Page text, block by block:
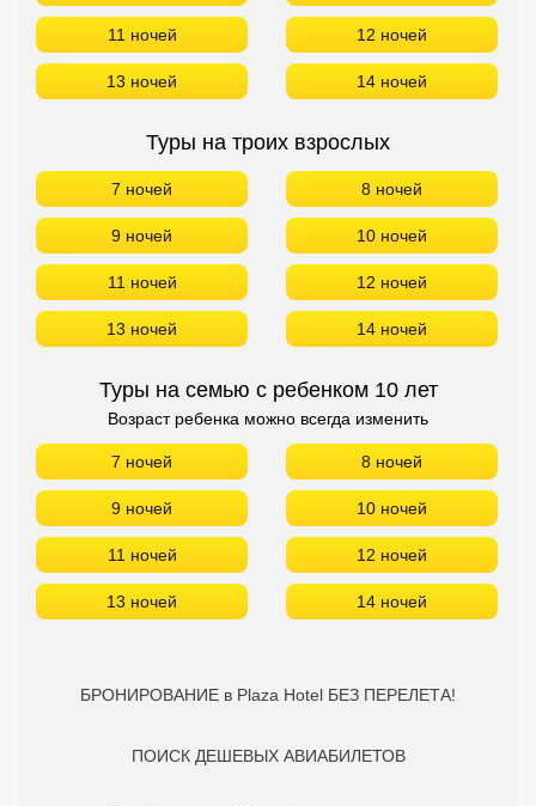
11 ночей 12 ночей
13 ночей 14 ночей
Туры на троих взрослых
7 ночей 8 ночей
9 ночей 10 ночей
11 ночей 12 ночей
13 ночей 14 ночей
Туры на семью с ребенком 10 лет
Возраст ребенка можно всегда изменить
7 ночей 8 ночей
9 ночей 10 ночей
11 ночей 12 ночей
13 ночей 14 ночей
БРОНИРОВАНИЕ в Plaza Hotel БЕЗ ПЕРЕЛЕТА!
ПОИСК ДЕШЕВЫХ АВИАБИЛЕТОВ
Недорогие отели 4*
звезды
Сетевые отели Турции
Сетевые отели Египта
Сетевые отели ОАЭ
Сетевые отели Шри Ланки
Сетевые отели Вьетнама
Сетевые отели Мальдив
Сетевые отели Сейшел